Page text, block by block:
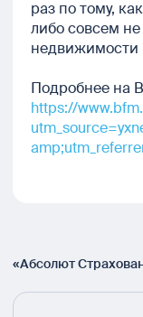
раз по тому,
либо совсем
недвижимости
Подробнее на
https://
«Абсолют